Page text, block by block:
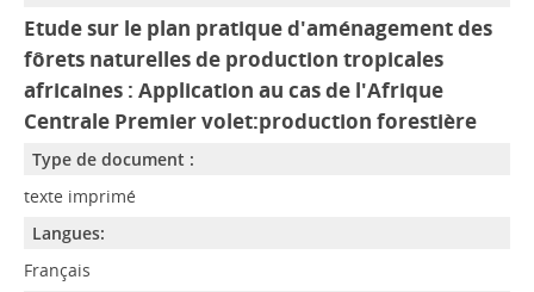
Etude sur le plan pratique d'aménagement des
fôrets naturelles de production tropicales
africaines : Application au cas de l'Afrique
Centrale Premier volet:production forestière
Type de document :
texte imprimé
Langues:
Français